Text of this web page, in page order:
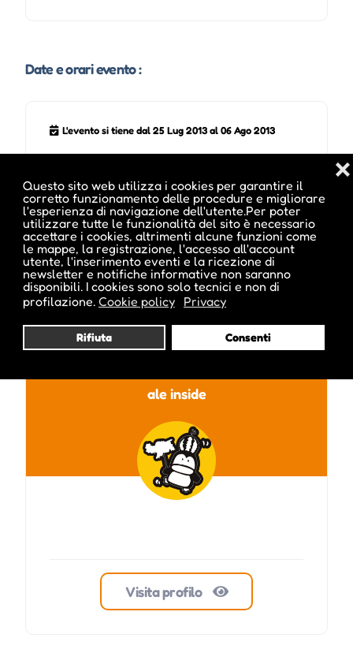
Questo sito web utilizza i cookies per garantire il
corretto funzionamento delle procedure e migliorare
l'esperienza di navigazione dell'utente.Per poter
utilizzare tutte le funzionalità del sito è necessario
accettare i cookies, altrimenti alcune funzioni come
le mappe, la registrazione, l'accesso all'account
utente, l'inserimento eventi e la ricezione di
newsletter e notifiche informative non saranno
disponibili. I cookies sono solo tecnici e non di
profilazione. Cookie policy Privacy
Rifiuta Consenti
❌
Date e orari evento :
L'evento si tiene dal 25 Lug 2013 al 06 Ago 2013
Note sugli orari :
Gastliche Tafel am 30. Juli - 10. Tavolata
enogastronomica il 30 luglio
Pubblicato da :
ale inside
Visita profilo